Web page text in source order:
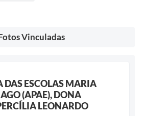
Vinculadas
DAS ESCOLAS MARIA
(APAE), DONA
LEONARDO